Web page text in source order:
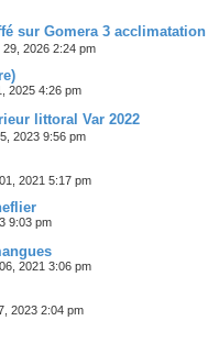
sur Gomera 3
29, 2026 2:24 pm
2025 4:26 pm
littoral Var 2022
2023 9:56 pm
2021 5:17 pm
9:03 pm
2021 3:06 pm
2023 2:04 pm